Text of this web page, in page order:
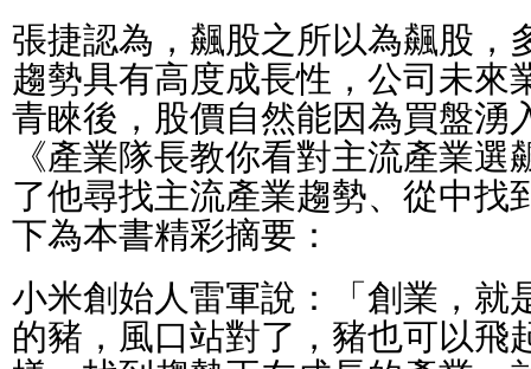
張捷認為，飆股之所以為飆股，
趨勢具有高度成長性，公司未來
青睞後，股價自然能因為買盤湧
《產業隊長教你看對主流產業
了他尋找主流產業趨勢、從中找
下為本書精彩摘要：
小米創始人雷軍說：「創業，就
的豬，風口站對了，豬也可以飛